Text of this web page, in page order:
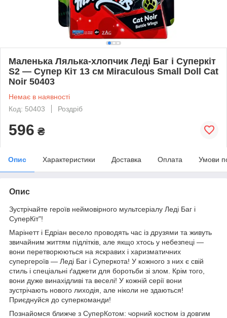
Маленька Лялька-хлопчик Леді Баг і Суперкіт
S2 — Супер Кіт 13 см Miraculous Small Doll Cat
Noir 50403
Немає в наявності
Код: 50403
Роздріб
596 ₴
Опис Характеристики Доставка Оплата Умови
Опис
Зустрічайте героїв неймовірного мультсеріалу Леді Баг і
СуперКіт"!
Марінетт і Едріан весело проводять час із друзями та живуть
звичайним життям підлітків, але якщо хтось у небезпеці —
вони перетворюються на яскравих і харизматичних
супергероїв — Леді Баг і Суперкота! У кожного з них є свій
стиль і спеціальні ґаджети для боротьби зі злом. Крім того,
вони дуже винахідливі та веселі! У кожній серії вони
зустрічають нового лиходія, але ніколи не здаються!
Приєднуйся до суперкоманди!
Познайомся ближче з СуперКотом: чорний костюм із довгим